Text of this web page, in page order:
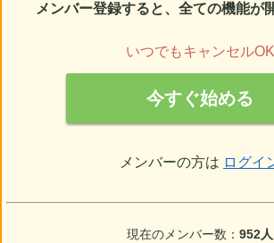
メンバー登録すると、全ての機能が
いつでもキャンセルOK
今すぐ始める
メンバーの方は ログイ
現在のメンバー数： 952人